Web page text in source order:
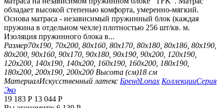
обладает высокой степенью комфорта, умеренно-мягкий.
Основа матраса - независимый пружинный блок (каждая
пружина в отдельном чехле) плотностью 256 шт/кв. м.
Изоляция пружинного блока в...
Размер70х190, 70х200, 80х160, 80х170, 80х180, 80х186, 80х190,
80х200, 90х160, 90х170, 90х180, 90х190, 90х200, 120х190,
120х200, 140х190, 140х200, 160х190, 160х200, 180х190,
180х200, 200х190, 200х200 Высота (см)18 см
МатериалИскусственный латекс БрендLonax КоллекцииСерия
Эко
19 183 Р 13 044 Р